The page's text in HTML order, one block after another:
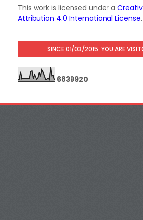
This work is licensed under a
Attribution 4.0 International License.
SINCE 01/03/2015: YOU ARE
6839920